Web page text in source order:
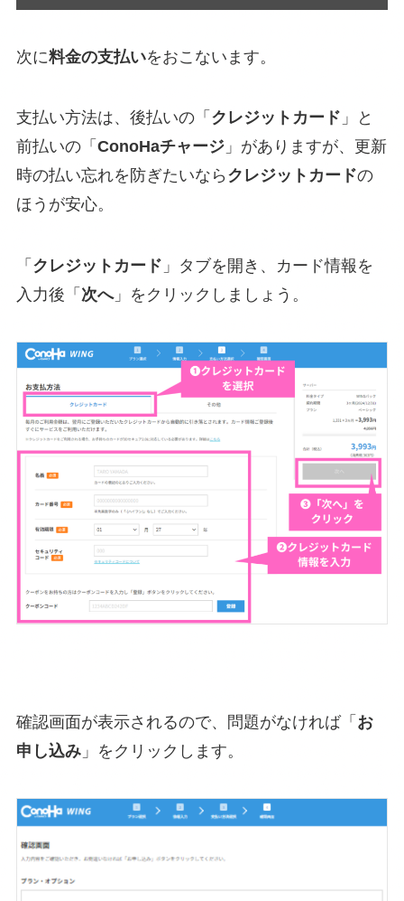
次に料金の支払いをおこないます。
支払い方法は、後払いの「 クレジットカード 」と
前払いの「 ConoHaチャージ」がありますが、更新
時の払い忘れを防ぎたいなら クレジットカードの
ほうが安心。
「 クレジットカード 」タブを開き、カード情報を
入力後「 次へ」をクリックしましょう。
確認画面が表示されるので、問題がなければ「 お
申し込み」をクリックします。